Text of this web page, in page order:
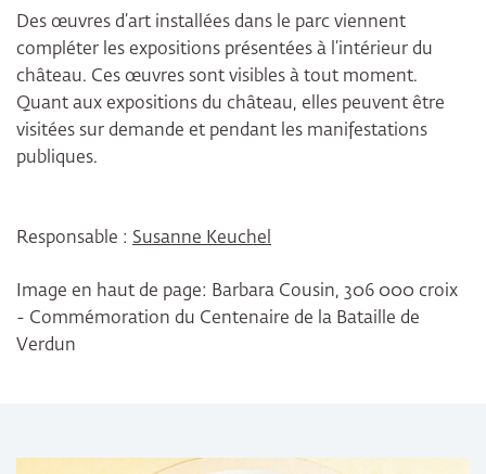
Des œuvres d’art installées dans le parc viennent
compléter les expositions présentées à l’intérieur du
château. Ces œuvres sont visibles à tout moment.
Quant aux expositions du château, elles peuvent être
visitées sur demande et pendant les manifestations
publiques.
Responsable : Susanne Keuchel
Image en haut de page: Barbara Cousin, 306 000 croix
- Commémoration du Centenaire de la Bataille de
Verdun